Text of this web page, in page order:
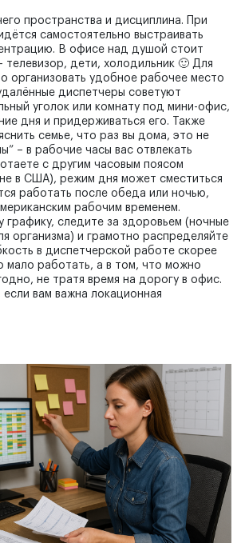
пространства и дисциплина. При
самостоятельно выстраивать
В офисе над душой стоит
телевизор, дети, холодильник 🙂 Для
организовать удобное рабочее место
диспетчеры советуют
уголок или комнату под мини-офис,
дня и придерживаться его. Также
семье, что раз вы дома, это не
– в рабочие часы вас отвлекать
с другим часовым поясом
в США), режим дня может сместиться
работать после обеда или ночью,
рабочим временем.
графику, следите за здоровьем (ночные
организма) и грамотно распределяйте
в диспетчерской работе скорее
мало работать, а в том, что можно
не тратя время на дорогу в офис.
вам важна локационная